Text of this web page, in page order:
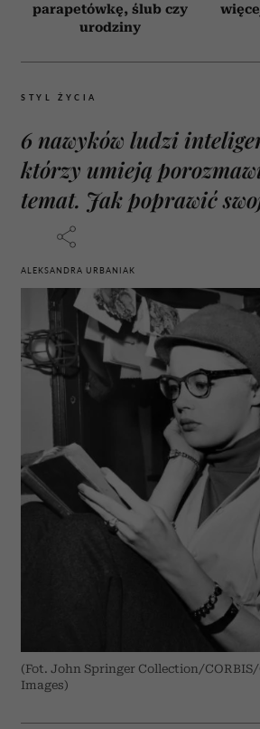
parapetówkę, ślub czy
urodziny
STYL ŻYCIA
6 nawyków ludzi
którzy umieją
temat. Jak poprawić
ALEKSANDRA URBANIAK
(Fot. John Springer Collection/
Images)